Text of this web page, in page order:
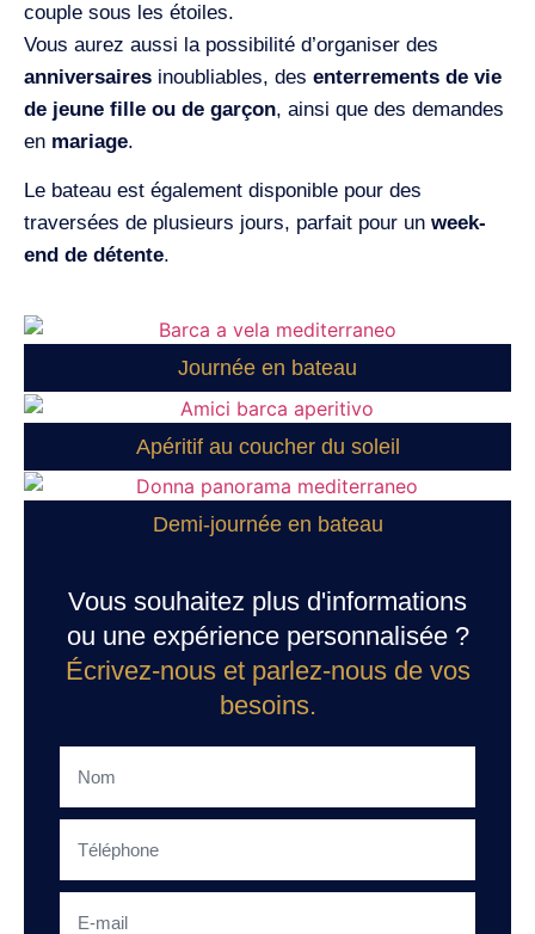
couple sous les étoiles.
Vous aurez aussi la possibilité d’organiser des
anniversaires inoubliables, des enterrements de vie
de jeune fille ou de garçon, ainsi que des demandes
en mariage.
Le bateau est également disponible pour des
traversées de plusieurs jours, parfait pour un week-
end de détente.
Journée en bateau
Apéritif au coucher du soleil
Demi-journée en bateau
Vous souhaitez plus d'informations
ou une expérience personnalisée ?
Écrivez-nous et parlez-nous de vos
besoins.